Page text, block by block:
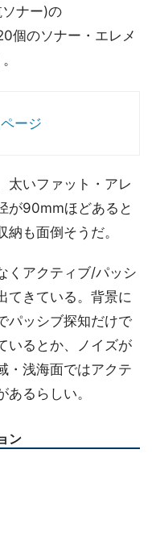
ナー)の
個のソナー・エレメ
ージ
太いファット・アレ
が90mmほどあると
も面倒そうだ。
くアクティブ/パッシ
てきている。背景に
パッシブ探知だけで
いるとか、ノイズが
・浅海面ではアクテ
るらしい。
ン